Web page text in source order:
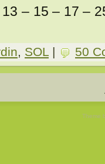
– 15 – 17 –
, SOL | 50
Theme